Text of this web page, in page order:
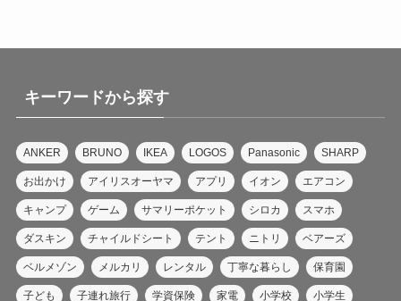
キーワードから探す
ANKER BRUNO IKEA LOGOS Panasonic SHARP
お出かけ アイリスオーヤマ アプリ イオン エアコン
キャンプ ゲーム サマリーポケット シロカ スマホ
ダスキン チャイルドシート テント ニトリ ベアーズ
ベルメゾン メルカリ レンタル 丁寧な暮らし 保育園
子ども 子連れ旅行 学資保険 家電 小学校 小学生